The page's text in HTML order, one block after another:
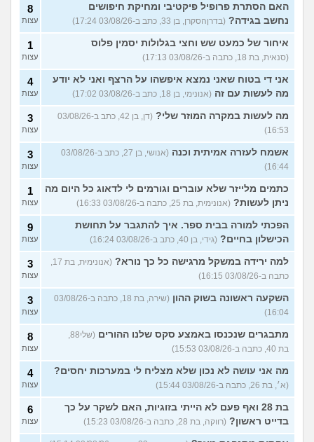
האם הסתרת פרופיל פיקטיבי ומחיקת חיפושים
נחשב בגידה? (בדרןהסקרן, בן 33, כתב ב-03/08/26 17:24)
8
עצות
איחור של כמעט שש וחצי בגלולות יסמין פלוס
(סנאית, בת 18, כתבה ב-03/08/26 17:13)
1
עצות
אני די בטוח שאני נמצא איפשהו על הרצף ואני לא יודע
מה לעשות עם זה (אנונימי, בן 18, כתב ב-03/08/26 17:02)
4
עצות
מה לעשות במקרה המוזר שלי?
(דן, בן 42, כתב ב-03/08/26
16:53)
3
עצות
אשמח לעזרה אמיתית וכנה
(אנושי, בן 27, כתב ב-03/08/26
16:44)
3
עצות
כתמים מלייזר שלא עוברים וגורמים לי לדאוג כל היום מה
ניתן לעשות? (אנונימית, בת 25, כתבה ב-03/08/26 16:33)
1
עצות
הפכתי למורה בבית ספר. איך להתגבר על תחושת
הכישלון בחיים? (גידי, בן 40, כתב ב-03/08/26 16:24)
9
עצות
למה ירידה במשקל מרגישה כל כך נורא?
(אנונימית, בת 17,
כתבה ב-03/08/26 16:15)
3
עצות
השקעה ראשונה בשוק ההון
(שירה, בת 18, כתבה ב-03/08/26
16:04)
3
עצות
מתבגרים שנכנסו באמצע סקס שלנו ההורים
(שלי88,
בת 40, כתבה ב-03/08/26 15:53)
8
עצות
מה אני עושה לא נכון שלא מצליח לי במערכות יחסים?
(א׳, בת 26, כתבה ב-03/08/26 15:44)
4
עצות
בת 28 ואף פעם לא הייתי בזוגיות, האם לשקר על כך
בדייט ראשון? (רווקה, בת 28, כתבה ב-03/08/26 15:23)
6
עצות